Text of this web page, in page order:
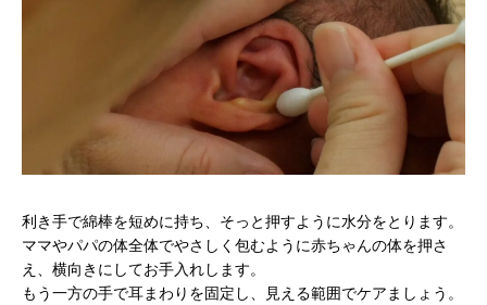
利き手で綿棒を短めに持ち、そっと押すように水分をとります。
ママやパパの体全体でやさしく包むように赤ちゃんの体を押さ
え、横向きにしてお手入れします。
もう一方の手で耳まわりを固定し、見える範囲でケアましょう。